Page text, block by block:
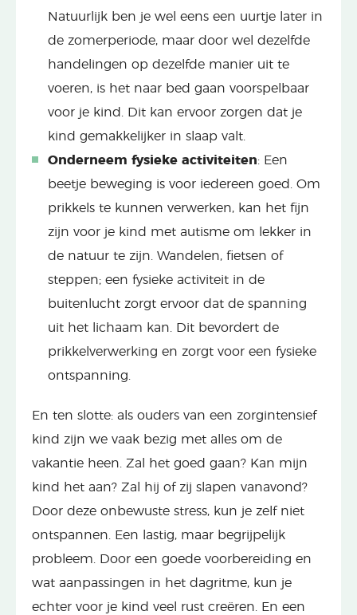
Natuurlijk ben je wel eens een uurtje later in
de zomerperiode, maar door wel dezelfde
handelingen op dezelfde manier uit te
voeren, is het naar bed gaan voorspelbaar
voor je kind. Dit kan ervoor zorgen dat je
kind gemakkelijker in slaap valt.
Onderneem fysieke activiteiten: Een
beetje beweging is voor iedereen goed. Om
prikkels te kunnen verwerken, kan het fijn
zijn voor je kind met autisme om lekker in
de natuur te zijn. Wandelen, fietsen of
steppen; een fysieke activiteit in de
buitenlucht zorgt ervoor dat de spanning
uit het lichaam kan. Dit bevordert de
prikkelverwerking en zorgt voor een fysieke
ontspanning.
En ten slotte: als ouders van een zorgintensief
kind zijn we vaak bezig met alles om de
vakantie heen. Zal het goed gaan? Kan mijn
kind het aan? Zal hij of zij slapen vanavond?
Door deze onbewuste stress, kun je zelf niet
ontspannen. Een lastig, maar begrijpelijk
probleem. Door een goede voorbereiding en
wat aanpassingen in het dagritme, kun je
echter voor je kind veel rust creëren. En een